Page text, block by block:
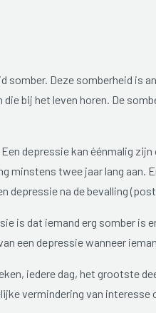
somber. Deze somberheid is
die bij het leven horen. De
depressie kan éénmalig
minstens twee jaar lang aan.
depressie na de bevalling
is dat iemand erg somber is
een depressie wanneer
iedere dag, het grootste
vermindering van interesse